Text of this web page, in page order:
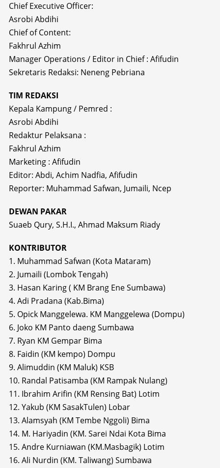
Chief Executive Officer:
Asrobi Abdihi
Chief of Content:
Fakhrul Azhim
Manager Operations / Editor in Chief : Afifudin
Sekretaris Redaksi: Neneng Pebriana
TIM REDAKSI
Kepala Kampung / Pemred :
Asrobi Abdihi
Redaktur Pelaksana :
Fakhrul Azhim
Marketing : Afifudin
Editor: Abdi, Achim Nadfia, Afifudin
Reporter: Muhammad Safwan, Jumaili, Ncep
DEWAN PAKAR
Suaeb Qury, S.H.I., Ahmad Maksum Riady
KONTRIBUTOR
1. Muhammad Safwan (Kota Mataram)
2. Jumaili (Lombok Tengah)
3. Hasan Karing ( KM Brang Ene Sumbawa)
4. Adi Pradana (Kab.Bima)
5. Opick Manggelewa. KM Manggelewa (Dompu)
6. Joko KM Panto daeng Sumbawa
7. Ryan KM Gempar Bima
8. Faidin (KM kempo) Dompu
9. Alimuddin (KM Maluk) KSB
10. Randal Patisamba (KM Rampak Nulang)
11. Ibrahim Arifin (KM Rensing Bat) Lotim
12. Yakub (KM SasakTulen) Lobar
13. Alamsyah (KM Tembe Nggoli) Bima
14. M. Hariyadin (KM. Sarei Ndai Kota Bima
15. Andre Kurniawan (KM.Masbagik) Lotim
16. Ali Nurdin (KM. Taliwang) Sumbawa